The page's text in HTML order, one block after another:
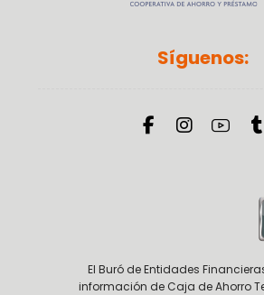
Síguenos:
El Buró de Entidades
información de Caja de Ahorro